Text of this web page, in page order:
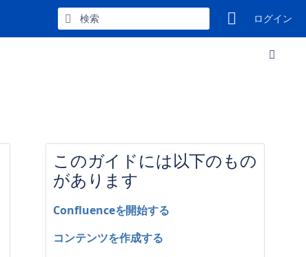
ログイン
このガイドには以下のもの
があります
Confluenceを開始する
コンテンツを作成する